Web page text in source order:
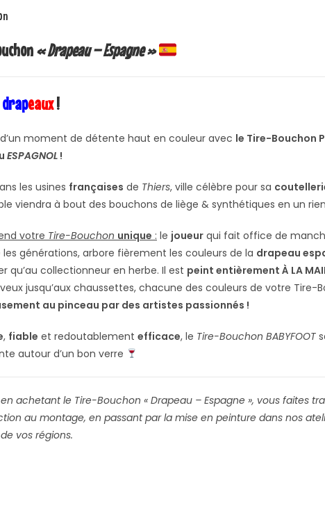
« Drapeau – Espagne »
drapeaux!
moment de détente haut en couleur avec le Tire-Bouchon
ESPAGNOL !
les usines françaises de Thiers, ville célèbre pour sa
viendra à bout des bouchons de liège & synthétiques en un
votre Tire-Bouchon unique : le joueur qui fait office de
les générations, arbore fièrement les couleurs de la drapeau
qu’au collectionneur en herbe. Il est peint entièrement À LA
jusqu’aux chaussettes, chacune des couleurs de votre Tire-
au pinceau par des artistes passionnés !
, fiable et redoutablement efficace, le Tire-Bouchon BABYFOOT
autour d’un bon verre
n achetant le Tire-Bouchon « Drapeau – Espagne », vous faites
au montage, en passant par la mise en peinture dans nos
vos régions.